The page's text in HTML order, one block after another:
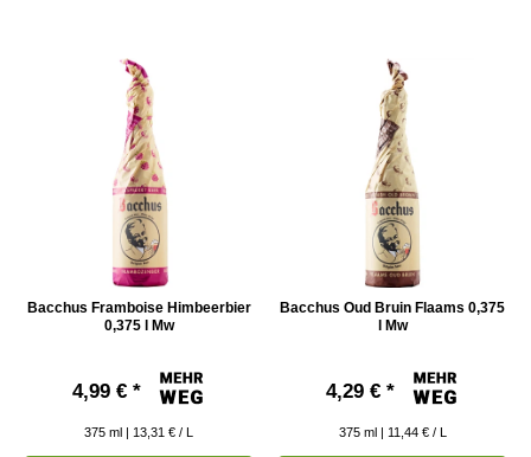
Bacchus Framboise Himbeerbier
0,375 l Mw
4,99 € *
375 ml | 13,31 € / L
Bacchus Oud Bruin Flaams 0,375
l Mw
4,29 € *
375 ml | 11,44 € / L